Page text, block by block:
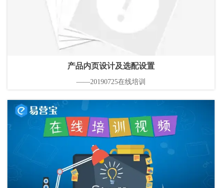
产品内页设计及选配设置
——20190725在线培训